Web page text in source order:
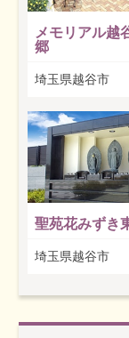
メモリアル越
郷
埼玉県越谷市
聖苑花みずき
埼玉県越谷市